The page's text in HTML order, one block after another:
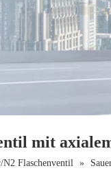
mit
Flaschenventil »